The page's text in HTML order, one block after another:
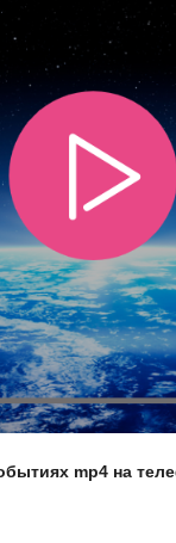
mp4 на